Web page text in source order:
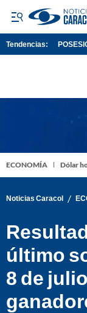
Tendencias:
ECONOMÍA Dólar
Noticias Caracol /
último
8 de